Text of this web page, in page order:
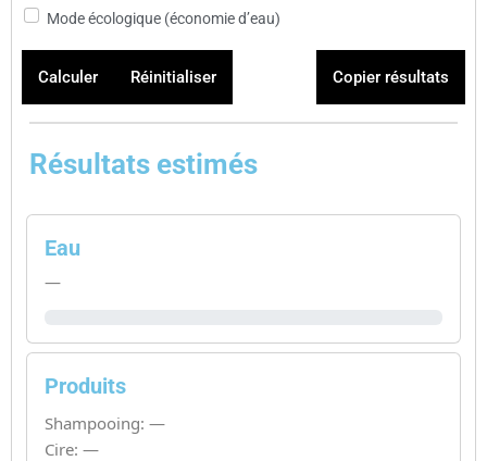
Mode écologique (économie d’eau)
Calculer Réinitialiser Copier résultats
Résultats estimés
Eau
—
Produits
Shampooing: —
Cire: —